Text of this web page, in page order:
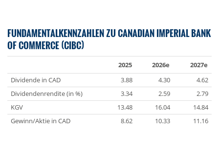
FUNDAMENTALKENNZAHLEN ZU CANADIAN IMPERIAL BANK
OF COMMERCE (CIBC)
2025 2026e
2027e
Dividende in CAD
3.88 4.30
4.62
Dividendenrendite (in %)
3.34 2.59
2.79
KGV
13.48 16.04
14.84
Gewinn/Aktie in CAD
8.62 10.33 11.16